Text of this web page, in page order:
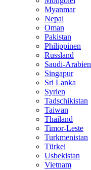
Myanmar
Nepal
Oman
Pakistan
Philippinen
Russland
Saudi-Arabien
Singapur
Sri Lanka
Syrien
Tadschikistan
Taiwan
Thailand
Timor-Leste
Turkmenistan
Türkei
Usbekistan
Vietnam